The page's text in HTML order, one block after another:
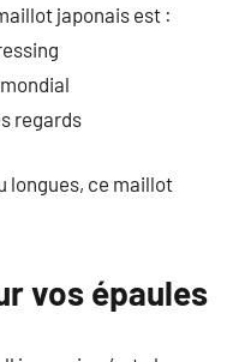
japonais est :
regards
longues, ce maillot
vos épaules